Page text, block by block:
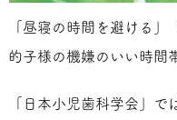
「昼寝の時間を避ける
的子様の機嫌のいい時間
「日本小児歯科学会」